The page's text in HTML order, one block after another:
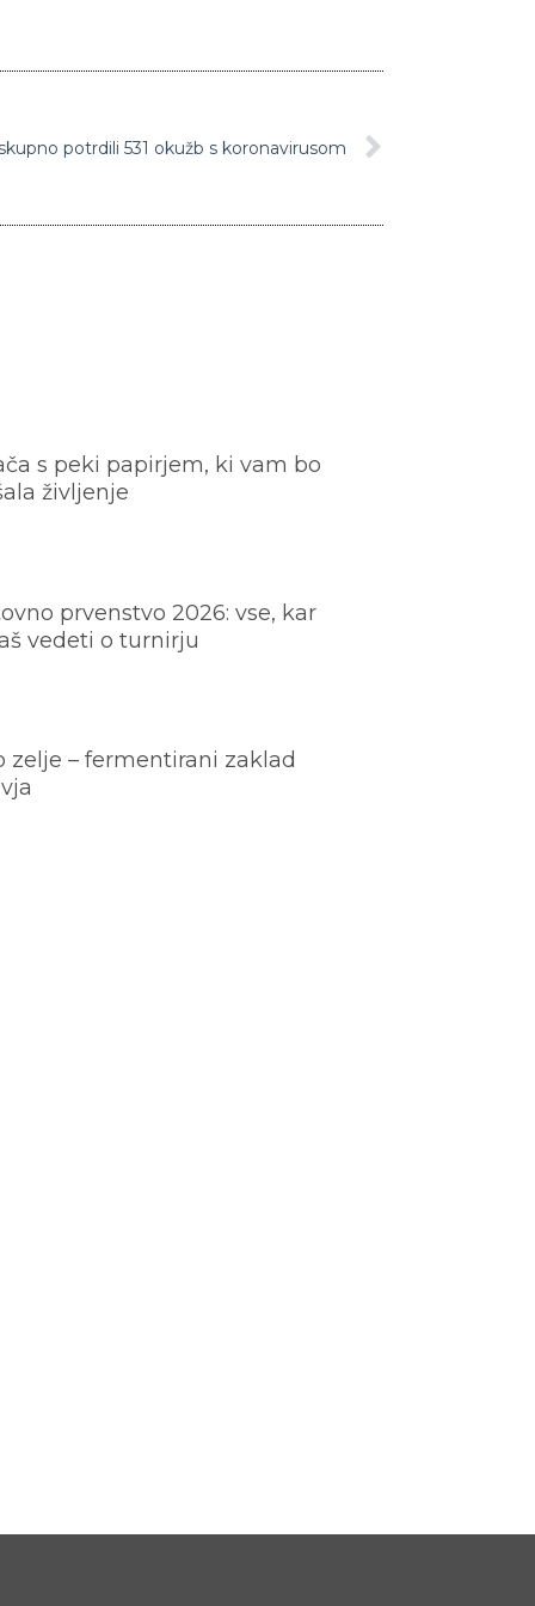
potrdili 531 okužb s koronavirusom
s peki papirjem, ki vam bo
življenje
prvenstvo 2026: vse, kar
vedeti o turnirju
zelje – fermentirani zaklad